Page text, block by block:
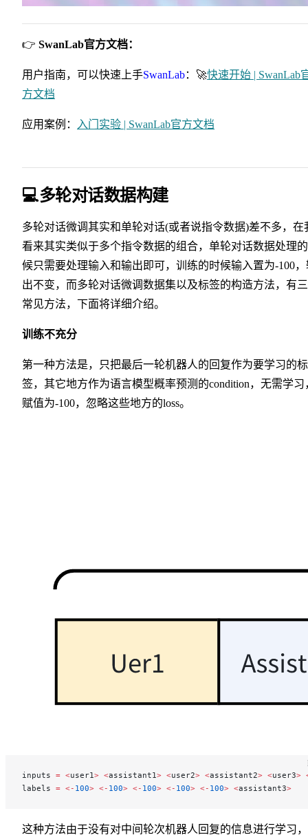
👉 SwanLab官方文档：
用户指南，可以快速上手SwanLab：🚀快速开始 | SwanLab
方文档
应用案例： 入门实验 | SwanLab官方文档
💻多轮对话数据构建
多轮对话微调其实和单轮对话(或者说指令数据)差不多，在
看来其实类似于多个指令数据的组合，单轮对话数据处理
候只需要处理输入和输出即可，训练的时候输入置为-100，
出不变，而多轮对话微调数据集以及标签的构造方法，有
常见方法，下面将详细介绍。
训练不充分
第一种方法是，只把最后一轮机器人的回复作为要学习的标
签，其它地方作为语言模型概率预测的condition，无需学习
赋值为-100，忽略这些地方的loss。
inputs = <user1> <assistant1> <user2> <assistant2> <user3>
labels = <- 100> <- 100> <- 100> <- 100> <- 100> <assistant3>
这种方法由于没有对中间轮次机器人回复的信息进行学习